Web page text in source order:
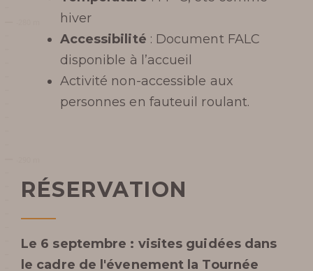
hiver
Accessibilité : Document FALC
disponible à l’accueil
Activité non-accessible aux
personnes en fauteuil roulant.
RÉSERVATION
Le 6 septembre : visites guidées dans
le cadre de l'évenement la Tournée